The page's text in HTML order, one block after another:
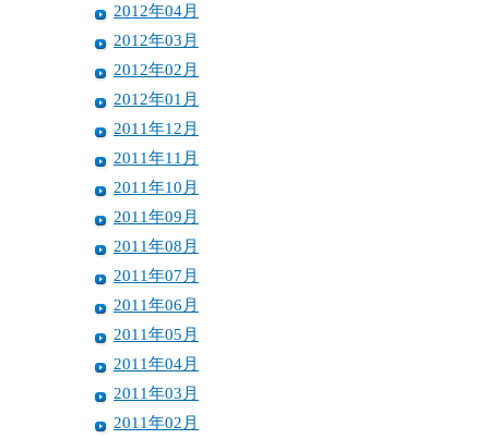
2012年04月
2012年03月
2012年02月
2012年01月
2011年12月
2011年11月
2011年10月
2011年09月
2011年08月
2011年07月
2011年06月
2011年05月
2011年04月
2011年03月
2011年02月